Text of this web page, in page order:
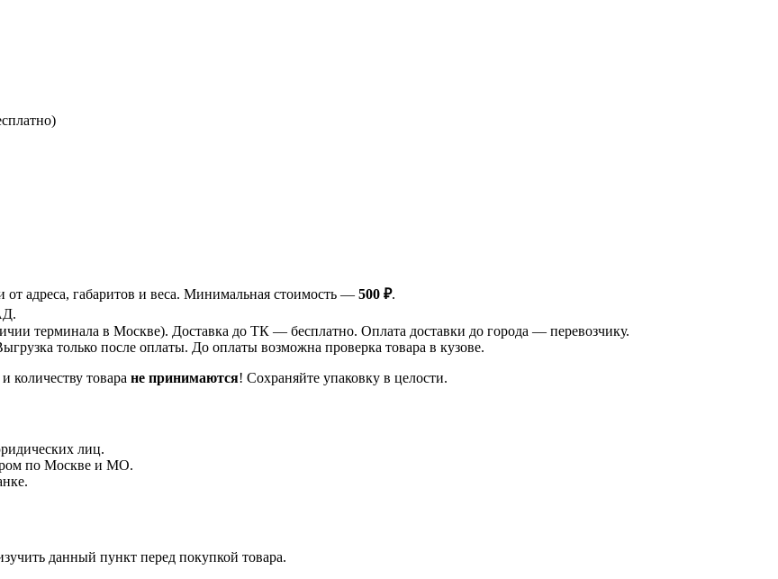
)
от адреса, габаритов и веса. Минимальная стоимость — 500 ₽.
терминала в Москве). Доставка до ТК — бесплатно. Оплата доставки до города — перевозчику.
только после оплаты. До оплаты возможна проверка товара в кузове.
количеству товара не принимаются! Сохраняйте упаковку в целости.
лиц.
по Москве и МО.
данный пункт перед покупкой товара.